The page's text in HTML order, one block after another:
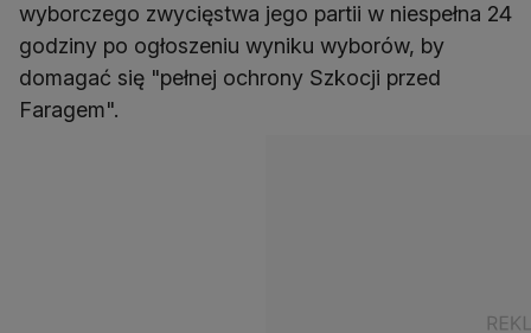
wyborczego zwycięstwa jego partii w niespełna 24
godziny po ogłoszeniu wyniku wyborów, by
domagać się "pełnej ochrony Szkocji przed
Faragem".